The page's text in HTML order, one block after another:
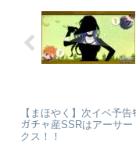
【まほやく】次イベ予
ガチャ産SSRはアーサー
クス！！